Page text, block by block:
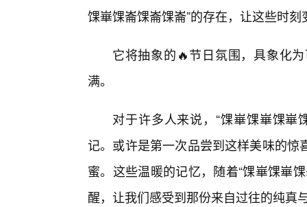
馃崋馃崙馃崙馃崙”的存在，让这些时
它将抽象的🔥节日氛围，具象化
满。
对于许多人来说，“馃崋馃崋馃崋
记。或许是第一次品尝到这样美味的
蜜。这些温暖的记忆，随着“馃崋馃崋
醒，让我们感受到那份来自过往的纯真